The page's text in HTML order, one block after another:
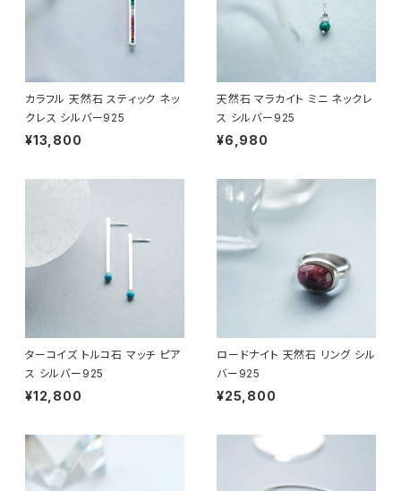
カラフル 天然石 スティック ネッ
クレス シルバー925
¥13,800
天然石 マラカイト ミニ ネックレ
ス シルバー925
¥6,980
ターコイズ トルコ石 マッチ ピア
ス シルバー925
¥12,800
ロードナイト 天然石 リング シル
バー925
¥25,800